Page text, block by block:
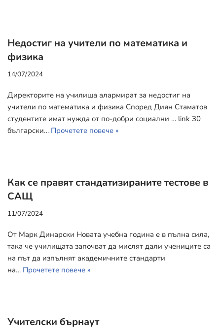
Недостиг на учители по математика и
физика
14/07/2024
Директорите на училища алармират за недостиг на
учители по математика и физика Според Диян Стаматов
студентите имат нужда от по-добри социални … link 30
български… Прочетете повече »
Как се правят стандатизираните тестове в
САЩ
11/07/2024
От Марк Динарски Новата учебна година е в пълна сила,
така че училищата започват да мислят дали учениците са
на път да изпълнят академичните стандарти
на… Прочетете повече »
Учителски бърнаут